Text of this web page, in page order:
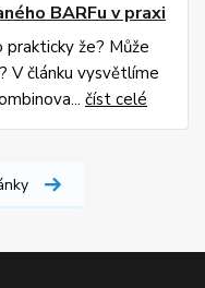
BARFu v praxi
prakticky že? Může
V článku vysvětlíme
číst celé